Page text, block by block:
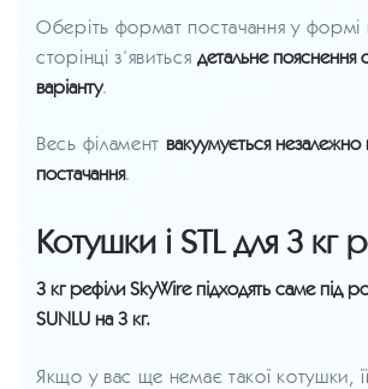
Оберіть формат постачання у формі
сторінці з’явитьсядетальне
варіанту.
Весь філамент вакуумується незалежно
постачання.
Котушки і STL для 3 кг
3 кг рефіли SkyWire підходять саме під
SUNLU на 3 кг.
Якщо у вас ще немає такої котушки,